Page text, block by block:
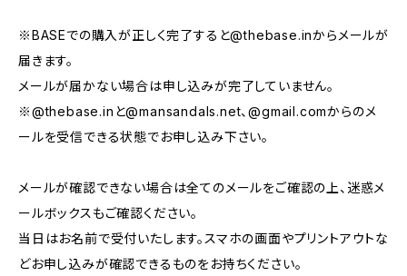
※BASEでの購入が正しく完了すると@thebase.inからメールが
届きます。
メールが届かない場合は申し込みが完了していません。
※@thebase.inと@mansandals.net、@gmail.comからのメ
ールを受信できる状態でお申し込み下さい。
メールが確認できない場合は全てのメールをご確認の上、迷惑メ
ールボックスもご確認ください。
当日はお名前で受付いたします。スマホの画面やプリントアウトな
どお申し込みが確認できるものをお持ちください。